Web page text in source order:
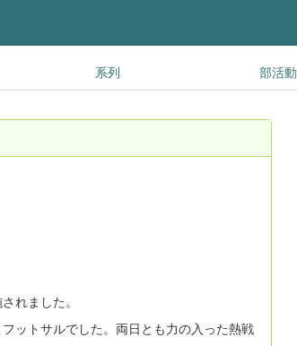
系列 部活動
れました。
ットサルでした。両日とも力の入った熱戦